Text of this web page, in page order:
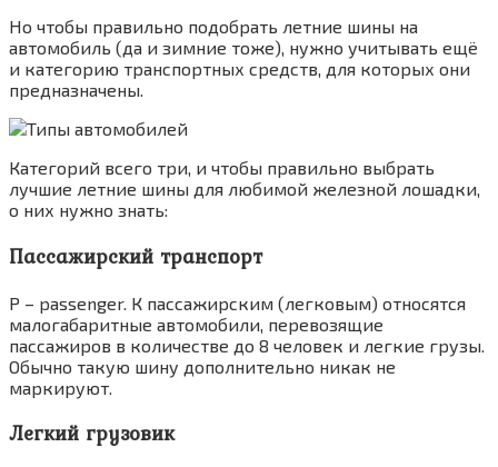
Но чтобы правильно подобрать летние шины на
автомобиль (да и зимние тоже), нужно учитывать ещё
и категорию транспортных средств, для которых они
предназначены.
Категорий всего три, и чтобы правильно выбрать
лучшие летние шины для любимой железной лошадки,
о них нужно знать:
Пассажирский транспорт
P – passenger. К пассажирским (легковым) относятся
малогабаритные автомобили, перевозящие
пассажиров в количестве до 8 человек и легкие грузы.
Обычно такую шину дополнительно никак не
маркируют.
Легкий грузовик